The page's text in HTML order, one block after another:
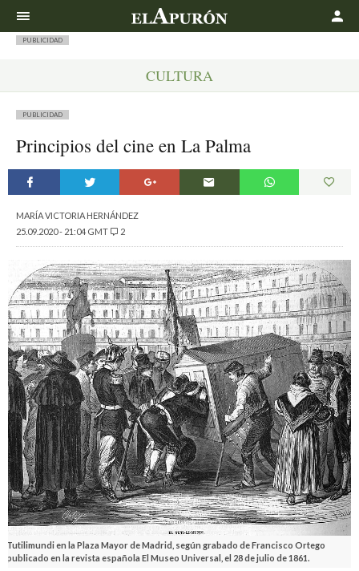
PUBLICIDAD
CULTURA
PUBLICIDAD
Principios del cine en La Palma
MARÍA VICTORIA HERNÁNDEZ
25.09.2020 - 21:04 GMT
2
Tutilimundi en la Plaza Mayor de Madrid, según grabado de Francisco Ortego
publicado en la revista española El Museo Universal, el 28 de julio de 1861.